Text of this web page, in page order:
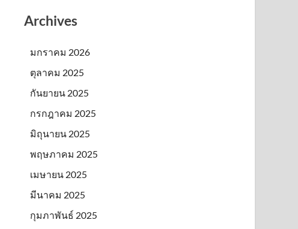
Archives
มกราคม 2026
ตุลาคม 2025
กันยายน 2025
กรกฎาคม 2025
มิถุนายน 2025
พฤษภาคม 2025
เมษายน 2025
มีนาคม 2025
กุมภาพันธ์ 2025